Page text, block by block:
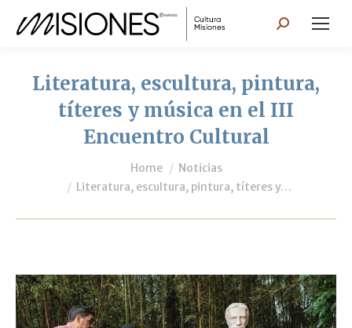
Search:
Literatura, escultura, pintura,
títeres y música en el III
Encuentro Cultural
Home
Noticias
Literatura, escultura, pintura, títeres y…